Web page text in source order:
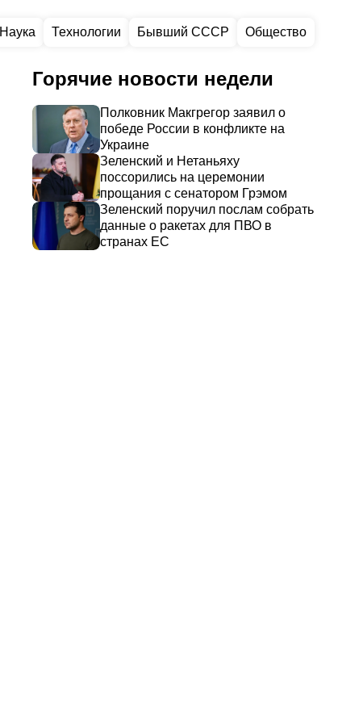
Наука Технологии Бывший СССР Общество
Горячие новости недели
Полковник Макгрегор заявил о
победе России в конфликте на
Украине
Зеленский и Нетаньяху
поссорились на церемонии
прощания с сенатором Грэмом
Зеленский поручил послам собрать
данные о ракетах для ПВО в
странах ЕС